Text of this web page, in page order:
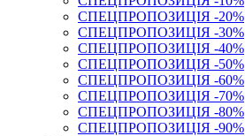
СПЕЦПРОПОЗИЦІЯ -20%
СПЕЦПРОПОЗИЦІЯ -30%
СПЕЦПРОПОЗИЦІЯ -40%
СПЕЦПРОПОЗИЦІЯ -50%
СПЕЦПРОПОЗИЦІЯ -60%
СПЕЦПРОПОЗИЦІЯ -70%
СПЕЦПРОПОЗИЦІЯ -80%
СПЕЦПРОПОЗИЦІЯ -90%